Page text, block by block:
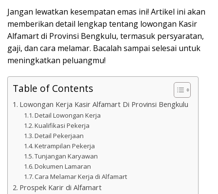
Jangan lewatkan kesempatan emas ini! Artikel ini akan
memberikan detail lengkap tentang lowongan Kasir
Alfamart di Provinsi Bengkulu, termasuk persyaratan,
gaji, dan cara melamar. Bacalah sampai selesai untuk
meningkatkan peluangmu!
Table of Contents
Lowongan Kerja Kasir Alfamart Di Provinsi Bengkulu
Detail Lowongan Kerja
Kualifikasi Pekerja
Detail Pekerjaan
Ketrampilan Pekerja
Tunjangan Karyawan
Dokumen Lamaran
Cara Melamar Kerja di Alfamart
Prospek Karir di Alfamart